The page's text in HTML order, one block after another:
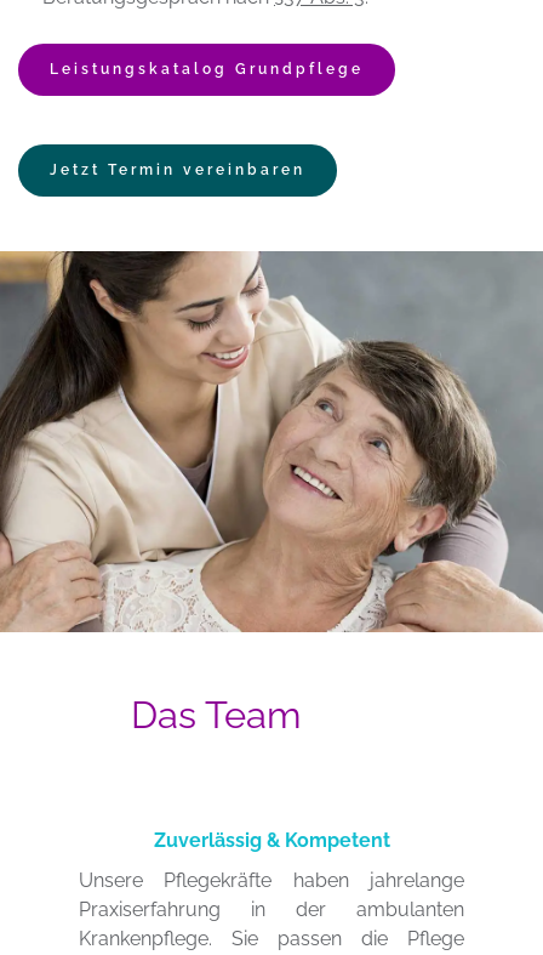
Leistungskatalog Grundpflege
Jetzt Termin vereinbaren
Das Team
Zuverlässig & Kompetent
Unsere Pflegekräfte haben jahrelange
Praxiserfahrung in der ambulanten
Krankenpflege. Sie passen die Pflege